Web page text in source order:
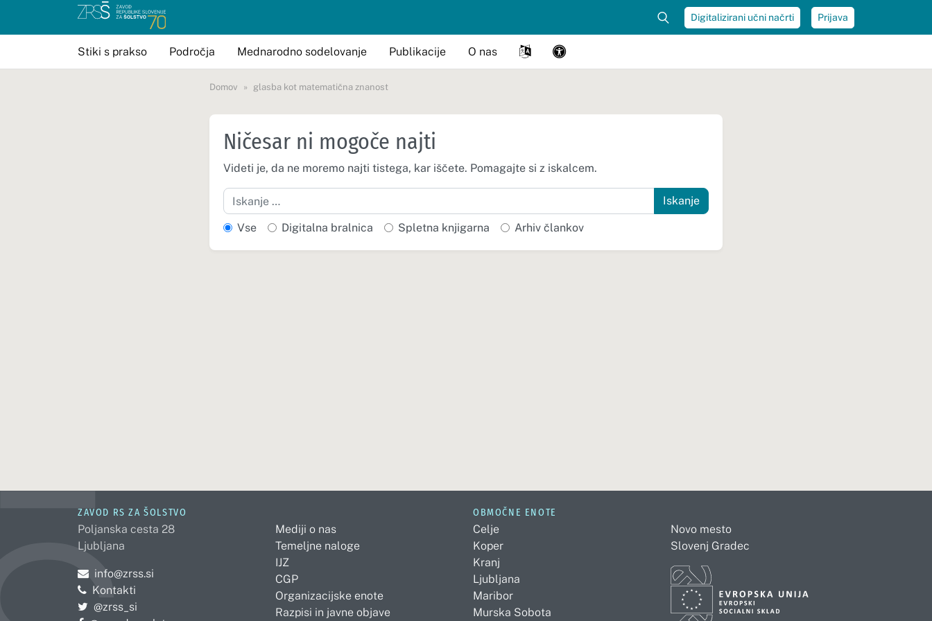
Digitalizirani učni načrti Prijava
Stiki s prakso Področja Mednarodno sodelovanje Publikacije O nas
Domov glasba kot matematična znanost
Ničesar ni mogoče najti
Videti je, da ne moremo najti tistega, kar iščete. Pomagajte si z iskalcem.
Iskanje
Vse Digitalna bralnica Spletna knjigarna Arhiv člankov
ZAVOD RS ZA ŠOLSTVO
Poljanska cesta 28
Ljubljana
Pošljite e-mail na
info@zrss.si
Kontakti
Pojdite na Twitter:
@zrss_si
Mediji o nas
Temeljne naloge
IJZ
CGP
Organizacijske enote
Razpisi in javne objave
OBMOČNE ENOTE
Celje
Koper
Kranj
Ljubljana
Maribor
Murska Sobota
Novo mesto
Slovenj Gradec